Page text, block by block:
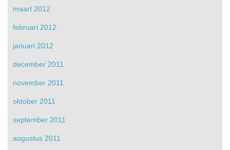
maart 2012
februari 2012
januari 2012
december 2011
november 2011
oktober 2011
september 2011
augustus 2011